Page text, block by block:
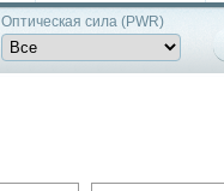
Оптическая сила (PWR)